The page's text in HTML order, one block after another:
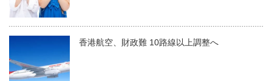
香港航空、財政難 10路線以上調整へ